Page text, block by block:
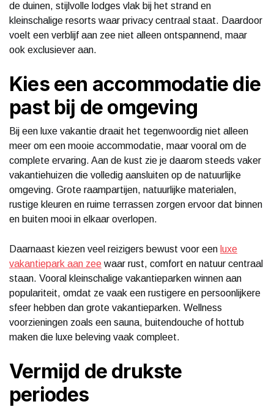
de duinen, stijlvolle lodges vlak bij het strand en
kleinschalige resorts waar privacy centraal staat. Daardoor
voelt een verblijf aan zee niet alleen ontspannend, maar
ook exclusiever aan.
Kies een accommodatie die
past bij de omgeving
Bij een luxe vakantie draait het tegenwoordig niet alleen
meer om een mooie accommodatie, maar vooral om de
complete ervaring. Aan de kust zie je daarom steeds vaker
vakantiehuizen die volledig aansluiten op de natuurlijke
omgeving. Grote raampartijen, natuurlijke materialen,
rustige kleuren en ruime terrassen zorgen ervoor dat binnen
en buiten mooi in elkaar overlopen.
Daarnaast kiezen veel reizigers bewust voor een luxe
vakantiepark aan zee waar rust, comfort en natuur centraal
staan. Vooral kleinschalige vakantieparken winnen aan
populariteit, omdat ze vaak een rustigere en persoonlijkere
sfeer hebben dan grote vakantieparken. Wellness
voorzieningen zoals een sauna, buitendouche of hottub
maken die luxe beleving vaak compleet.
Vermijd de drukste
periodes